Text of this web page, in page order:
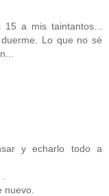
a mis taintantos...
Lo que no sé
y echarlo todo a
nuevo.